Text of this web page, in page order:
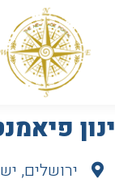
ינון
ירושלים,